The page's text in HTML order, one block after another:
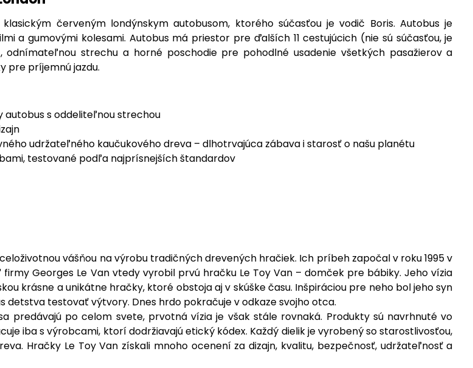
červeným londýnskym autobusom, ktorého súčasťou je vodič Boris. Autobus je
a gumovými kolesami. Autobus má priestor pre ďalších 11 cestujúcich (nie sú súčasťou, je
odnímateľnou strechu a horné poschodie pre pohodlné usadenie všetkých pasažierov a
pre príjemnú jazdu.
autobus s oddeliteľnou strechou
udržateľného kaučukového dreva – dlhotrvajúca zábava i starosť o našu planétu
testované podľa najprísnejších štandardov
vášňou na výrobu tradičných drevených hračiek. Ich príbeh započal v roku 1995 v
Georges Le Van vtedy vyrobil prvú hračku Le Toy Van – domček pre bábiky. Jeho vízia
krásne a unikátne hračky, ktoré obstoja aj v skúške času. Inšpiráciou pre neho bol jeho syn
detstva testovať výtvory. Dnes hrdo pokračuje v odkaze svojho otca.
predávajú po celom svete, prvotná vízia je však stále rovnaká. Produkty sú navrhnuté vo
iba s výrobcami, ktorí dodržiavajú etický kódex. Každý dielik je vyrobený so starostlivosťou,
Hračky Le Toy Van získali mnoho ocenení za dizajn, kvalitu, bezpečnosť, udržateľnosť a